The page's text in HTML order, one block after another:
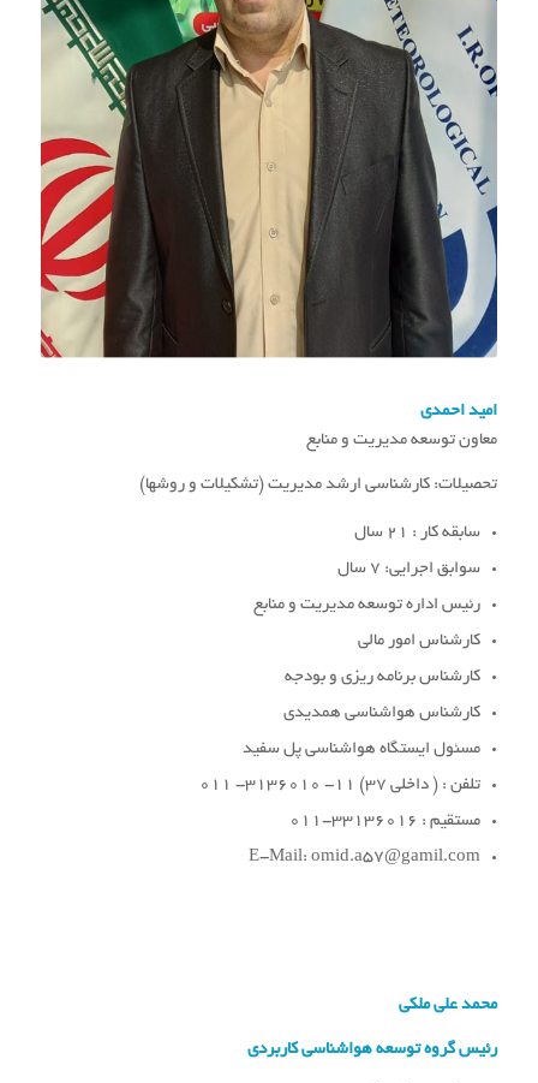
امید احمدی
معاون توسعه مدیریت و منابع
تحصیلات: کارشناسی ارشد مدیریت (تشکیلات و روشها)
سابقه کار : 21 سال
سوابق اجرایی: 7 سال
رئیس اداره توسعه مدیریت و منابع
کارشناس امور مالی
کارشناس برنامه ریزی و بودجه
کارشناس هواشناسی همدیدی
مسئول ایستگاه هواشناسی پل سفید
تلفن : ( داخلی 37) 11- 3136010- 011
مستقیم : 33136016-011
E-Mail: omid.a57@gamil.com
محمد علی ملکی
رئیس گروه توسعه هواشناسی کاربردی